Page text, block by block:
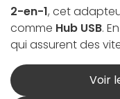
2-en-1, cet
comme Hub USB.
qui assurent des
Voir